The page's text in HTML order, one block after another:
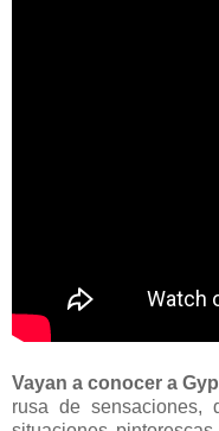
Vayan a conocer a
rusa de sensaciones,